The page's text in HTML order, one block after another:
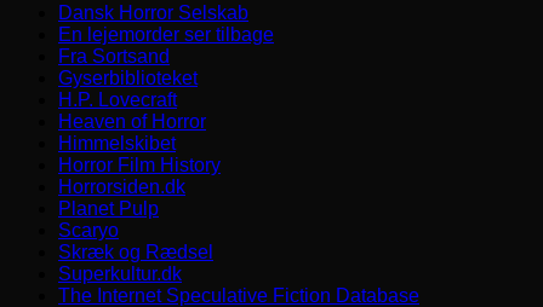
Dansk Horror Selskab
En lejemorder ser tilbage
Fra Sortsand
Gyserbiblioteket
H.P. Lovecraft
Heaven of Horror
Himmelskibet
Horror Film History
Horrorsiden.dk
Planet Pulp
Scaryo
Skræk og Rædsel
Superkultur.dk
The Internet Speculative Fiction Database